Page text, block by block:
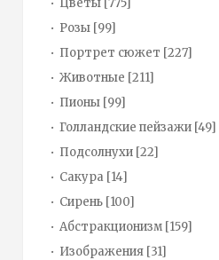
Розы [99]
Портрет сюжет [227]
Животные [211]
Пионы [99]
Голландские пейзажи [49]
Подсолнухи [22]
Сакура [14]
Сирень [100]
Абстракционизм [159]
Изображения [31]